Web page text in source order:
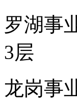
罗湖事
3层
龙岗事